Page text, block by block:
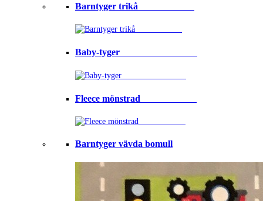
Barntyger trikå⠀⠀⠀⠀⠀⠀⠀⠀
Baby-tyger⠀⠀⠀⠀⠀⠀⠀⠀⠀⠀⠀
Fleece mönstrad⠀⠀⠀⠀⠀⠀⠀⠀
Barntyger vävda bomull